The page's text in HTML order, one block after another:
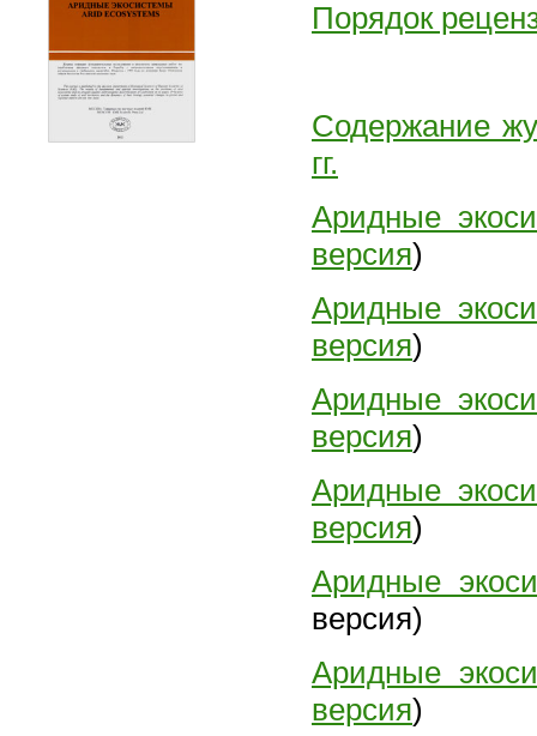
Порядок
Содержание
гг.
Aридные
версия)
Aридные
версия)
Аридные
версия)
Аридные
версия)
Аридные
версия)
Аридные
версия)